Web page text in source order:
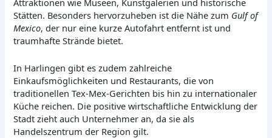
Attraktionen wie Museen, Kunstgalerien und historische
Stätten. Besonders hervorzuheben ist die Nähe zum Gulf of
Mexico, der nur eine kurze Autofahrt entfernt ist und
traumhafte Strände bietet.
In Harlingen gibt es zudem zahlreiche
Einkaufsmöglichkeiten und Restaurants, die von
traditionellen Tex-Mex-Gerichten bis hin zu internationaler
Küche reichen. Die positive wirtschaftliche Entwicklung der
Stadt zieht auch Unternehmer an, da sie als
Handelszentrum der Region gilt.